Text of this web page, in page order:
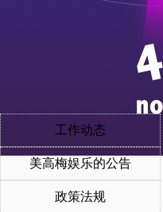
工作动态
美高梅娱乐的公告
政策法规